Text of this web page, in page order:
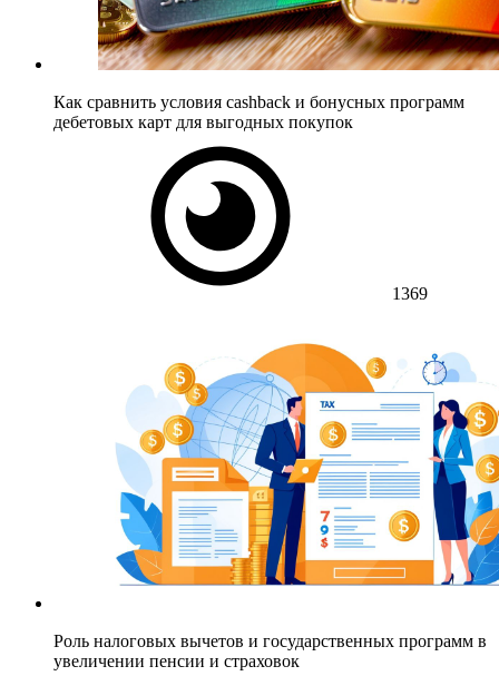
Как сравнить условия cashback и бонусных программ
дебетовых карт для выгодных покупок
1369
Роль налоговых вычетов и государственных программ в
увеличении пенсии и страховок